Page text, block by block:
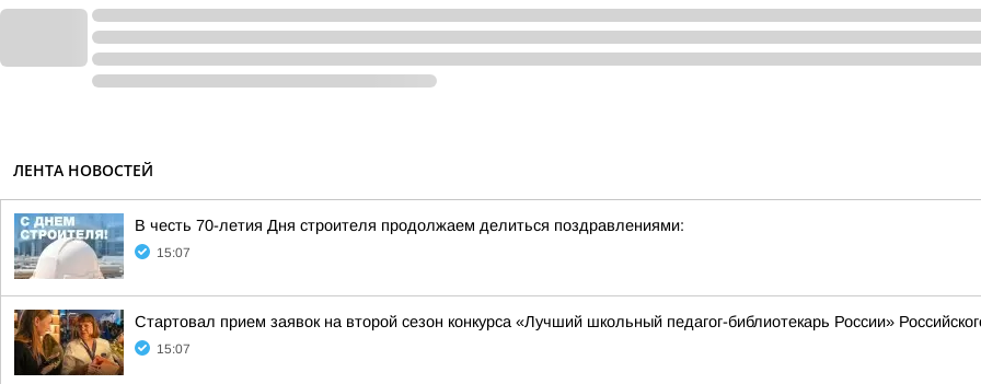
ЛЕНТА НОВОСТЕЙ
В честь 70-летия Дня строителя продолжаем делиться поздравлениями:
15:07
Стартовал прием заявок на второй сезон конкурса «Лучший школьный педагог-библиотекарь России»
15:07